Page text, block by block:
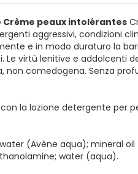
Crème peaux intolérantes
aggressivi, condizioni
e in modo duraturo la
Le virtù lenitive e addolcenti
non comedogena. Senza
la lozione detergente per
(Avène aqua); mineral
water (aqua).